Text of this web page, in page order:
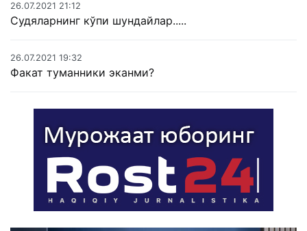
26.07.2021 21:12
Судяларнинг кўпи шундайлар.....
26.07.2021 19:32
Факат туманники эканми?